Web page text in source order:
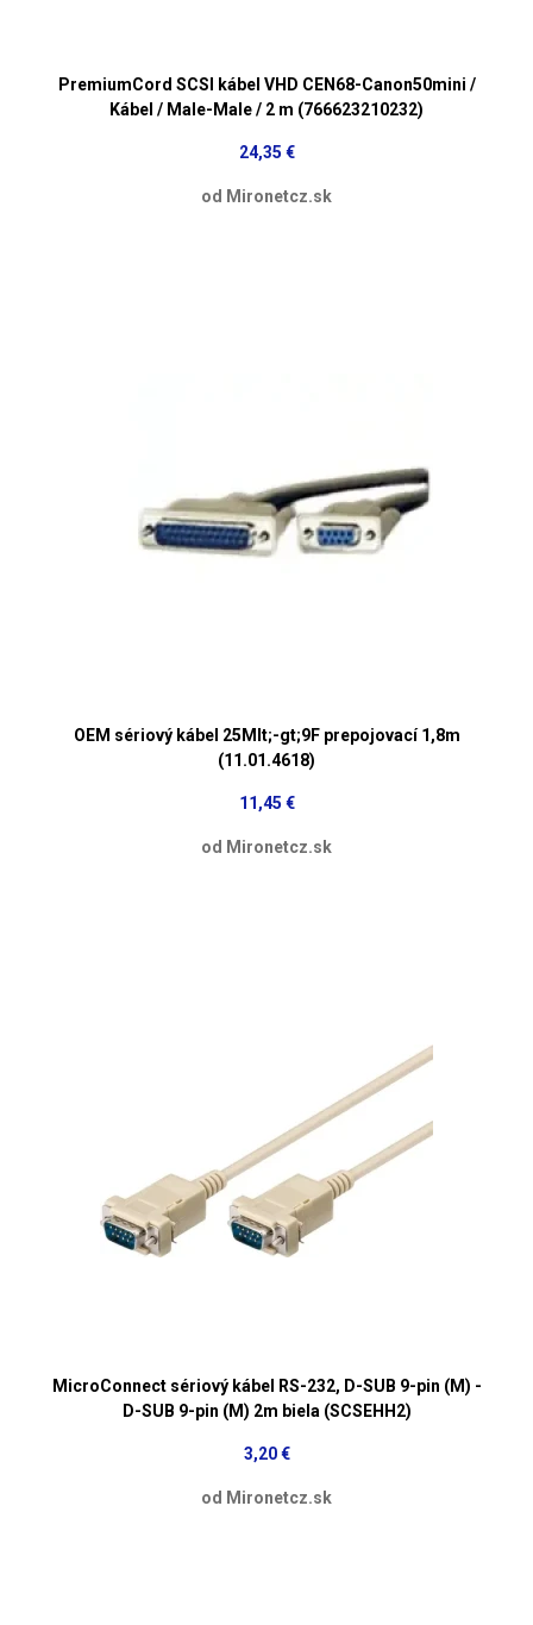
PremiumCord SCSI kábel VHD CEN68-Canon50mini /
Kábel / Male-Male / 2 m (766623210232)
24,35 €
od Mironetcz.sk
OEM sériový kábel 25Mlt;-gt;9F prepojovací 1,8m
(11.01.4618)
11,45 €
od Mironetcz.sk
MicroConnect sériový kábel RS-232, D-SUB 9-pin (M) -
D-SUB 9-pin (M) 2m biela (SCSEHH2)
3,20 €
od Mironetcz.sk